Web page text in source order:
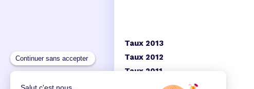
Taux 2013
Taux 2012
Taux 2011